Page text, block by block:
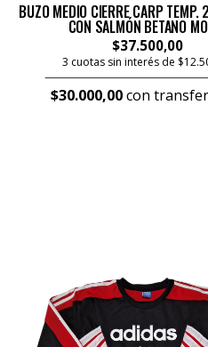
BUZO MEDIO CIERRE CARP
CON SALMÓN BETANO
$37.500,00
3 cuotas sin interés de
$30.000,00con